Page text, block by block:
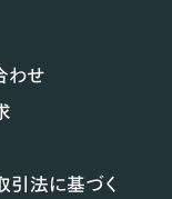
わせ
引法に基づく